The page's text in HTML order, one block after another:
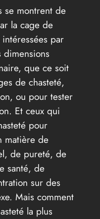
se montrent de
la cage de
par
dimensions
que ce soit
de chasteté,
ou pour tester
Et ceux qui
pour
matière de
de pureté, de
santé, de
sur des
Mais comment
la plus